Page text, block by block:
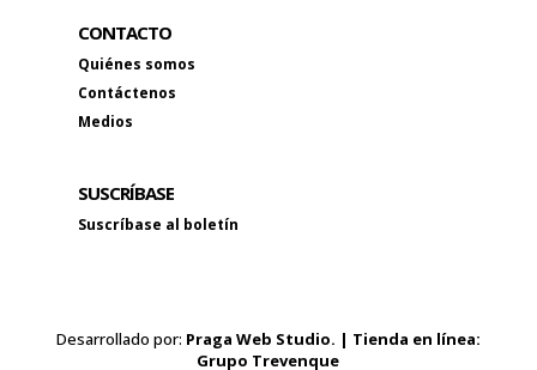
CONTACTO
Quiénes somos
Contáctenos
Medios
SUSCRÍBASE
Suscríbase al boletín
Desarrollado por: Praga Web Studio. | Tienda en línea:
Grupo Trevenque